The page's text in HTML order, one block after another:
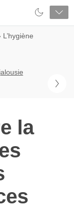
L’hygiène
la